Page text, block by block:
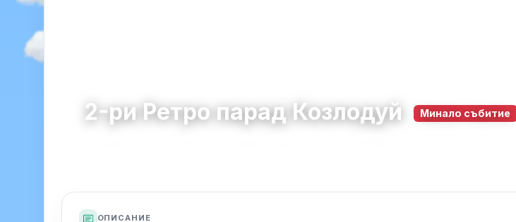
2-ри Ретро парад Козлодуй Минало събитие
ОПИСАНИЕ